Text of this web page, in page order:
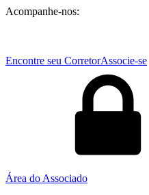
Acompanhe-nos:
Encontre seu CorretorAssocie-se
Área do Associado